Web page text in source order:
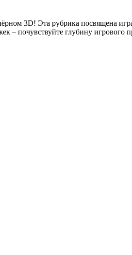
3D! Эта рубрика посвящена
– почувствуйте глубину игрового